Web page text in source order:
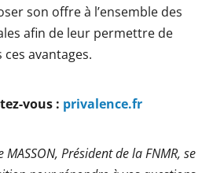
son offre à l’ensemble des
afin de leur permettre de
avantages.
vous : privalence.fr
MASSON, Président de la FNMR, se